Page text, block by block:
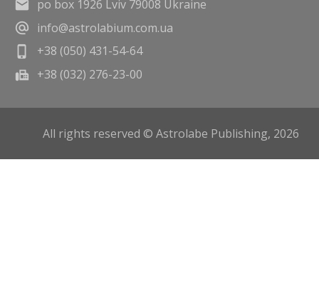
po box 1926 Lviv 79008 Ukraine
info@astrolabium.com.ua
+38 (050) 431-54-64
+38 (032) 276-23-00
All rights reserved © Astrolabe Publishing, 2026